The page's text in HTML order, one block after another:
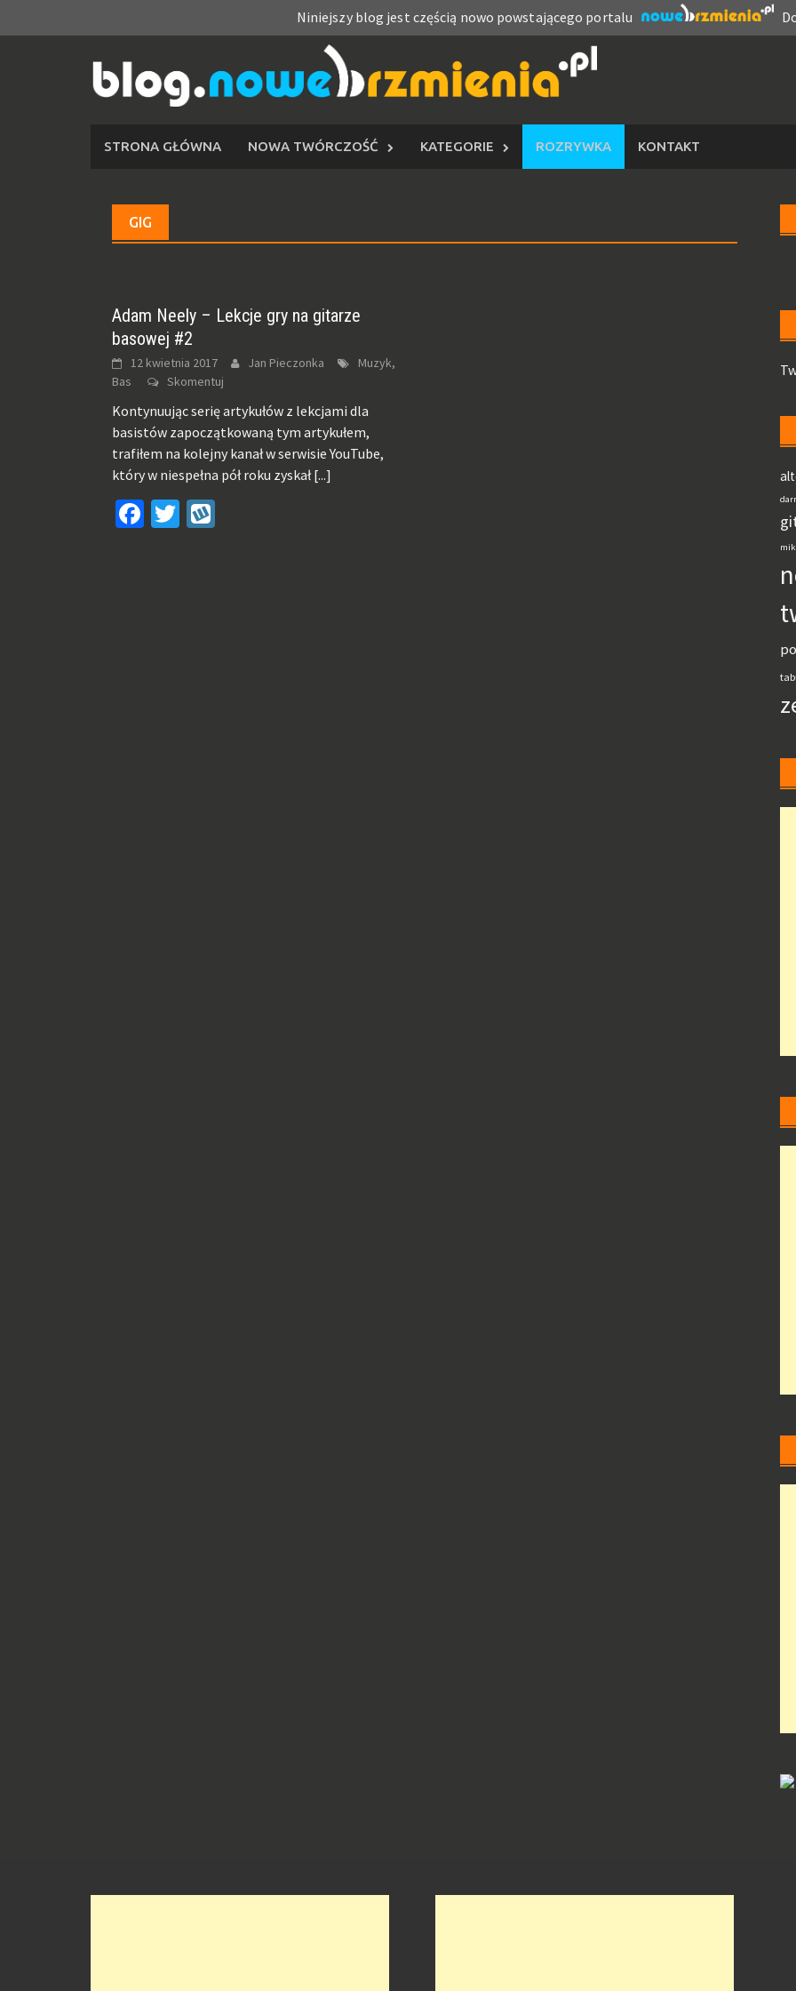
Niniejszy blog jest częścią nowo powstającego portalu
STRONA GŁÓWNA NOWA TWÓRCZOŚĆ KATEGORIE ROZRYWKA KONTAKT
GIG
Adam Neely – Lekcje gry na gitarze
basowej #2
12 kwietnia 2017 Jan Pieczonka
Muzyk,
Bas
Skomentuj
Kontynuując serię artykułów z lekcjami dla
basistów zapoczątkowaną tym artykułem,
trafiłem na kolejny kanał w serwisie YouTube,
który w niespełna pół roku zyskał[...]
Facebook
Twitter